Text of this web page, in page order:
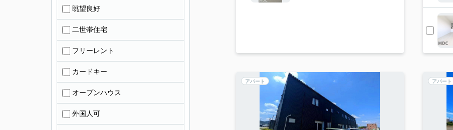
アパート アパート
眺望良好
二世帯住宅
フリーレント
カードキー
オープンハウス
外国人可